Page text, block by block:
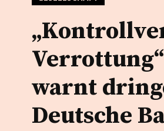
warnt
Deutsche